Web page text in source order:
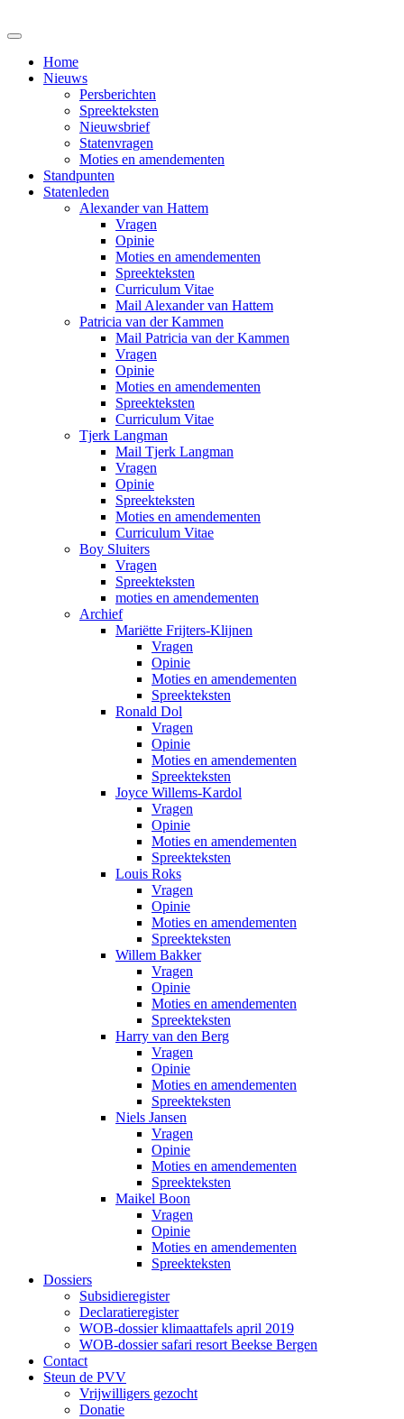
Home
Nieuws
Persberichten
Spreekteksten
Nieuwsbrief
Statenvragen
Moties en amendementen
Standpunten
Statenleden
Alexander van Hattem
Vragen
Opinie
Moties en amendementen
Spreekteksten
Curriculum Vitae
Mail Alexander van Hattem
Patricia van der Kammen
Mail Patricia van der Kammen
Vragen
Opinie
Moties en amendementen
Spreekteksten
Curriculum Vitae
Tjerk Langman
Mail Tjerk Langman
Vragen
Opinie
Spreekteksten
Moties en amendementen
Curriculum Vitae
Boy Sluiters
Vragen
Spreekteksten
moties en amendementen
Archief
Mariëtte Frijters-Klijnen
Vragen
Opinie
Moties en amendementen
Spreekteksten
Ronald Dol
Vragen
Opinie
Moties en amendementen
Spreekteksten
Joyce Willems-Kardol
Vragen
Opinie
Moties en amendementen
Spreekteksten
Louis Roks
Vragen
Opinie
Moties en amendementen
Spreekteksten
Willem Bakker
Vragen
Opinie
Moties en amendementen
Spreekteksten
Harry van den Berg
Vragen
Opinie
Moties en amendementen
Spreekteksten
Niels Jansen
Vragen
Opinie
Moties en amendementen
Spreekteksten
Maikel Boon
Vragen
Opinie
Moties en amendementen
Spreekteksten
Dossiers
Subsidieregister
Declaratieregister
WOB-dossier klimaattafels april 2019
WOB-dossier safari resort Beekse Bergen
Contact
Steun de PVV
Vrijwilligers gezocht
Donatie